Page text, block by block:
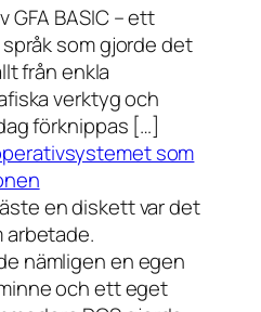
GFA BASIC – ett
som gjorde det
från enkla
verktyg och
förknippas […]
som
en diskett var det
arbetade.
nämligen en egen
och ett eget